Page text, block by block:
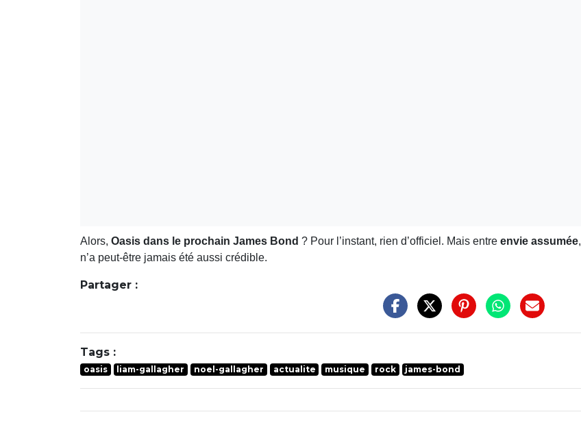
Alors, Oasis dans le prochain James Bond ? Pour l’instant, rien d’officiel. Mais entre envie assumée,
n’a peut-être jamais été aussi crédible.
Partager :
Tags :
oasis liam-gallagher noel-gallagher actualite musique rock james-bond